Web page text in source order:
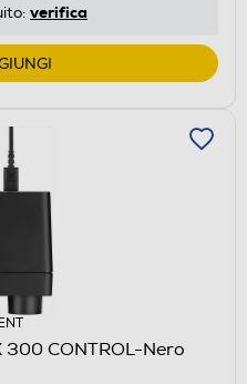
verifica
300 CONTROL-Nero